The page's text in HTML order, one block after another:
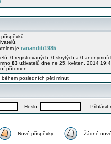
příspěvků.
je rananditi1985
0 registrovaných, 0 skrytých a 0
83 uživatelů dne ne 25. květen, 2014
přítomen
posledních pěti minut
Heslo: Přihlásit
Nové příspěvky Žádné